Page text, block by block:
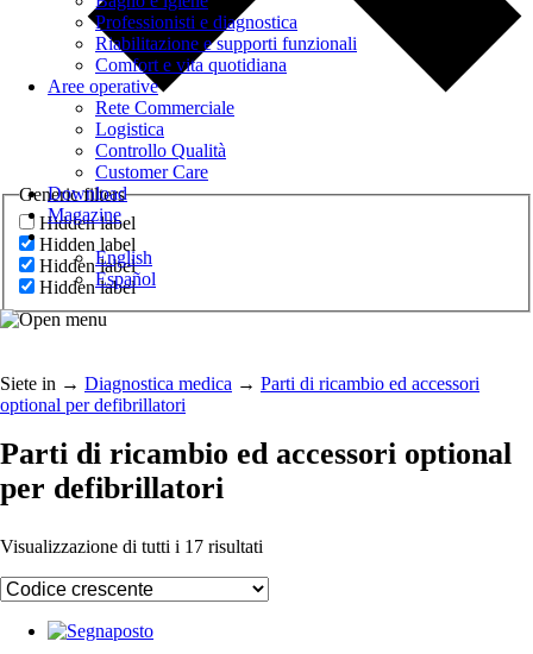
Generic filters
Hidden label
Hidden label
Hidden label
Hidden label
Professionisti e diagnostica
Riabilitazione e supporti funzionali
Comfort e vita quotidiana
Aree operative
Rete Commerciale
Logistica
Controllo Qualità
Customer Care
Download
Magazine
English
Español
Siete in → Diagnostica medica → Parti di ricambio ed accessori
optional per defibrillatori
Parti di ricambio ed accessori optional
per defibrillatori
Visualizzazione di tutti i 17 risultati